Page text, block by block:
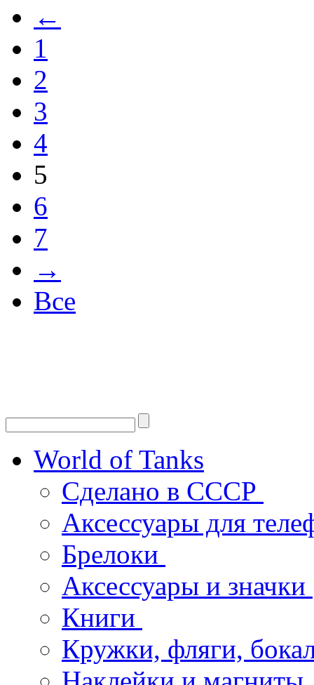
←
1
2
3
4
5
6
7
→
Все
World of Tanks
Сделано в СССР
Аксессуары для
Брелоки
Аксессуары и значки
Книги
Кружки, фляги,